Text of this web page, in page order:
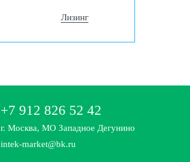
Лизинг
+7 912 826 52 42
г. Москва, МО Западное Дегунино
intek-market@bk.ru